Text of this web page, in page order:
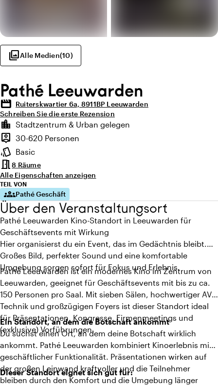
photo_libraryAlle Medien(10)
Pathé Leeuwarden
movie Ruiterskwartier 6a, 8911BP Leeuwarden
Schreiben Sie die erste Rezension
Highlights
location_city
Lage und Umgebung
Stadtzentrum & Urban gelegen
person_pin
Kapazität
30-620 Personen
style
Ambiente
Basic
meeting_room8 Räume
Alle Eigenschaften anzeigen
TEIL VON
groupsPathé Geschäft
Über den Veranstaltungsort
Pathé Leeuwarden Kino-Standort in Leeuwarden für
Geschäftsevents mit Wirkung
Hier organisierst du ein Event, das im Gedächtnis bleibt.
Großes Bild, perfekter Sound und eine komfortable
Umgebung sorgen sofort für Fokus und Erlebnis.
Pathé Leeuwarden ist ein modernes Kino im Zentrum von
Leeuwarden, geeignet für Geschäftsevents mit bis zu ca.
150 Personen pro Saal. Mit sieben Sälen, hochwertiger AV-
Technik und großzügigen Foyers ist dieser Standort ideal
für Präsentationen, Kongresse, Firmenmeetings und
(exklusive) Vorführungen.
Ein Standort, an dem die Botschaft ankommt
Du suchst einen Ort, an dem deine Botschaft wirklich
ankommt. Pathé Leeuwarden kombiniert Kinoerlebnis mit
geschäftlicher Funktionalität. Präsentationen wirken auf
der großen Leinwand kraftvoller und die Teilnehmer
bleiben durch den Komfort und die Umgebung länger
Dieser Standort eignet sich gut für: